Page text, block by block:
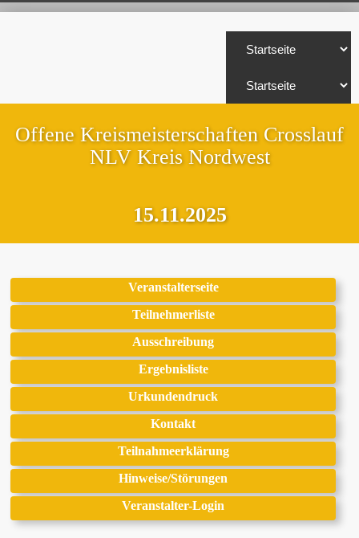
Offene Kreismeisterschaften Crosslauf
NLV Kreis Nordwest
15.11.2025
Veranstalterseite
Teilnehmerliste
Ausschreibung
Ergebnisliste
Urkundendruck
Kontakt
Teilnahmeerklärung
Hinweise/Störungen
Veranstalter-Login